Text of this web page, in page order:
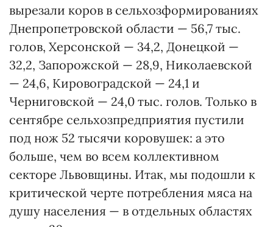
вырезали коров в сельхозформированиях
Днепропетровской области — 56,7 тыс.
голов, Херсонской — 34,2, Донецкой —
32,2, Запорожской — 28,9, Николаевской
— 24,6, Кировоградской — 24,1 и
Черниговской — 24,0 тыс. голов. Только в
сентябре сельхозпредприятия пустили
под нож 52 тысячи коровушек: а это
больше, чем во всем коллективном
секторе Львовщины. Итак, мы подошли к
критической черте потребления мяса на
душу населения — в отдельных областях